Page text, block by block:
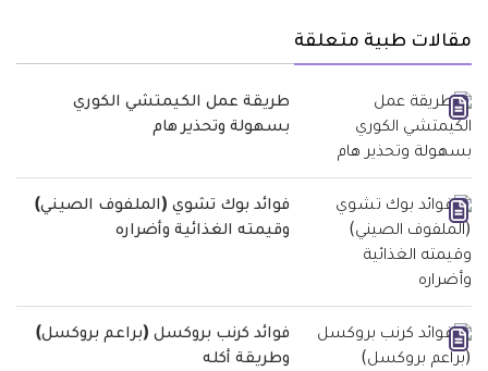
مقالات طبية متعلقة
طريقة عمل الكيمتشي الكوري
بسهولة وتحذير هام
فوائد بوك تشوي (الملفوف الصيني)
وقيمته الغذائية وأضراره
فوائد كرنب بروكسل (براعم بروكسل)
وطريقة أكله